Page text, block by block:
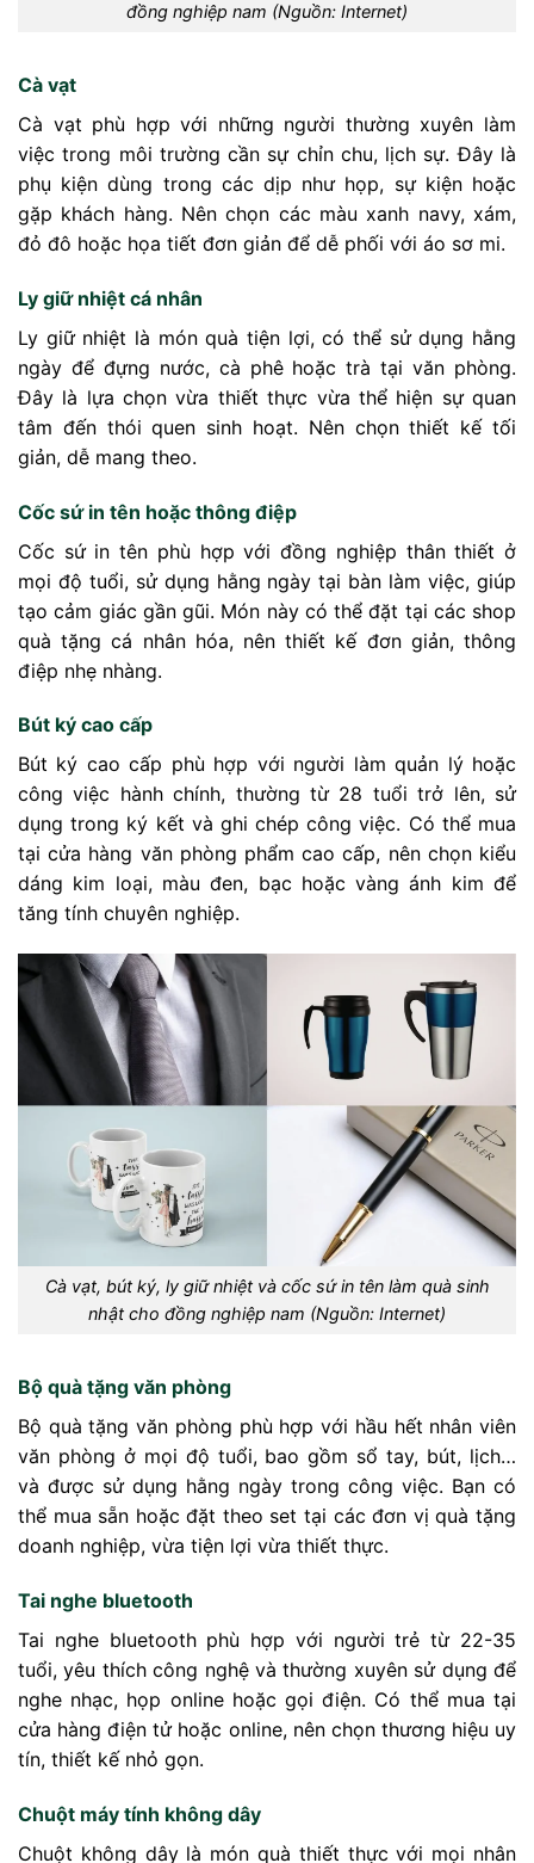
đồng nghiệp nam (Nguồn: Internet)
Cà vạt
Cà vạt phù hợp với những người thường xuyên làm
việc trong môi trường cần sự chỉn chu, lịch sự. Đây là
phụ kiện dùng trong các dịp như họp, sự kiện hoặc
gặp khách hàng. Nên chọn các màu xanh navy, xám,
đỏ đô hoặc họa tiết đơn giản để dễ phối với áo sơ mi.
Ly giữ nhiệt cá nhân
Ly giữ nhiệt là món quà tiện lợi, có thể sử dụng hằng
ngày để đựng nước, cà phê hoặc trà tại văn phòng.
Đây là lựa chọn vừa thiết thực vừa thể hiện sự quan
tâm đến thói quen sinh hoạt. Nên chọn thiết kế tối
giản, dễ mang theo.
Cốc sứ in tên hoặc thông điệp
Cốc sứ in tên phù hợp với đồng nghiệp thân thiết ở
mọi độ tuổi, sử dụng hằng ngày tại bàn làm việc, giúp
tạo cảm giác gần gũi. Món này có thể đặt tại các shop
quà tặng cá nhân hóa, nên thiết kế đơn giản, thông
điệp nhẹ nhàng.
Bút ký cao cấp
Bút ký cao cấp phù hợp với người làm quản lý hoặc
công việc hành chính, thường từ 28 tuổi trở lên, sử
dụng trong ký kết và ghi chép công việc. Có thể mua
tại cửa hàng văn phòng phẩm cao cấp, nên chọn kiểu
dáng kim loại, màu đen, bạc hoặc vàng ánh kim để
tăng tính chuyên nghiệp.
Cà vạt, bút ký, ly giữ nhiệt và cốc sứ in tên làm quà sinh
nhật cho đồng nghiệp nam (Nguồn: Internet)
Bộ quà tặng văn phòng
Bộ quà tặng văn phòng phù hợp với hầu hết nhân viên
văn phòng ở mọi độ tuổi, bao gồm sổ tay, bút, lịch…
và được sử dụng hằng ngày trong công việc. Bạn có
thể mua sẵn hoặc đặt theo set tại các đơn vị quà tặng
doanh nghiệp, vừa tiện lợi vừa thiết thực.
Tai nghe bluetooth
Tai nghe bluetooth phù hợp với người trẻ từ 22-35
tuổi, yêu thích công nghệ và thường xuyên sử dụng để
nghe nhạc, họp online hoặc gọi điện. Có thể mua tại
cửa hàng điện tử hoặc online, nên chọn thương hiệu uy
tín, thiết kế nhỏ gọn.
Chuột máy tính không dây
Chuột không dây là món quà thiết thực với mọi nhân